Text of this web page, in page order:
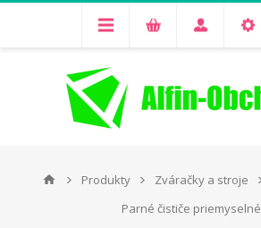
Produkty Zváračky a stroje
Parné čističe priemyselné